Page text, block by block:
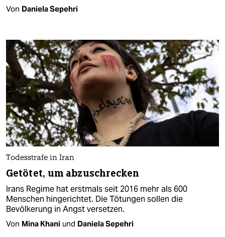
Von Daniela Sepehri
Todesstrafe in Iran
Getötet, um abzuschrecken
Irans Regime hat erstmals seit 2016 mehr als 600
Menschen hingerichtet. Die Tötungen sollen die
Bevölkerung in Angst versetzen.
Von Mina Khani und Daniela Sepehri